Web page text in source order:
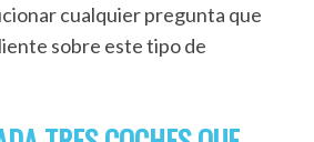
cualquier pregunta que
sobre este tipo de